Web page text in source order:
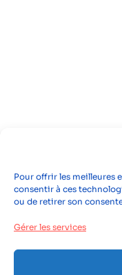
Pour offrir les meilleures
consentir à ces
ou de retirer son
Gérer les services